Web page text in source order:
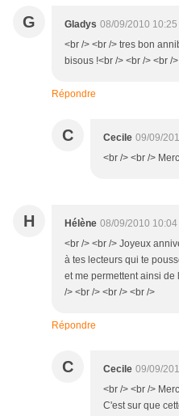
G Gladys 08/09/2010 10:25
<br /> <br /> tres bon
bisous !<br /> <br /> <br /
Répondre
C Cecile 09/09/
<br /> <br />
H Hélène 08/09/2010 10:04
<br /> <br /> Joyeux
à tes lecteurs qui te
et me permettent ainsi
/> <br /> <br /> <br />
Répondre
C Cecile 09/09/
<br /> <br />
C'est sur que